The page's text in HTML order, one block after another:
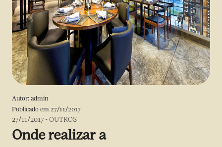
Autor: admin
Publicado em 27/11/2017
27/11/2017 -OUTROS
Onde realizar a